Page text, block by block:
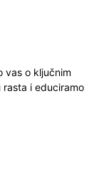
vas o ključnim
rasta i educiramo